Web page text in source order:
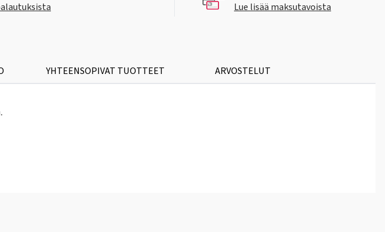
Lue lisää maksutavoista
YHTEENSOPIVAT TUOTTEET ARVOSTELUT